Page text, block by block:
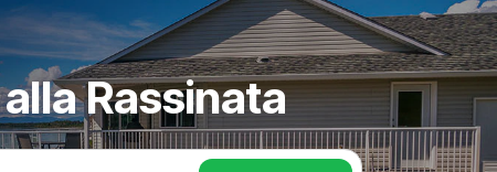
Rassinata